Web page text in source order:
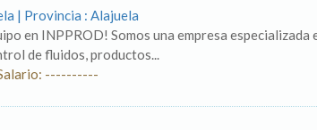
| Provincia : Alajuela
en INPPROD! Somos una empresa
de fluidos, productos...
----------